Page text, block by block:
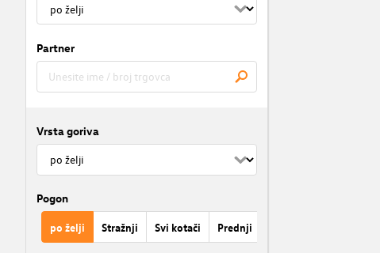
Partner
Vrsta goriva
Pogon
po želji Stražnji Svi kotači Prednji